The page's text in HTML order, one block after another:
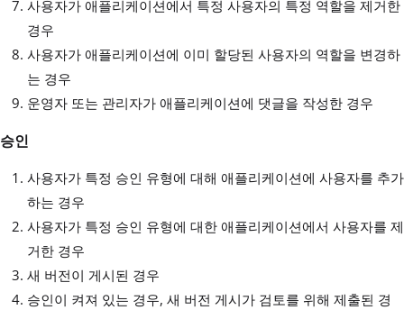
사용자가 애플리케이션에서 특정 사용자의 특정 역할을 제거한
경우
사용자가 애플리케이션에 이미 할당된 사용자의 역할을 변경하
는 경우
운영자 또는 관리자가 애플리케이션에 댓글을 작성한 경우
승인
사용자가 특정 승인 유형에 대해 애플리케이션에 사용자를 추가
하는 경우
사용자가 특정 승인 유형에 대한 애플리케이션에서 사용자를 제
거한 경우
새 버전이 게시된 경우
승인이 켜져 있는 경우, 새 버전 게시가 검토를 위해 제출된 경